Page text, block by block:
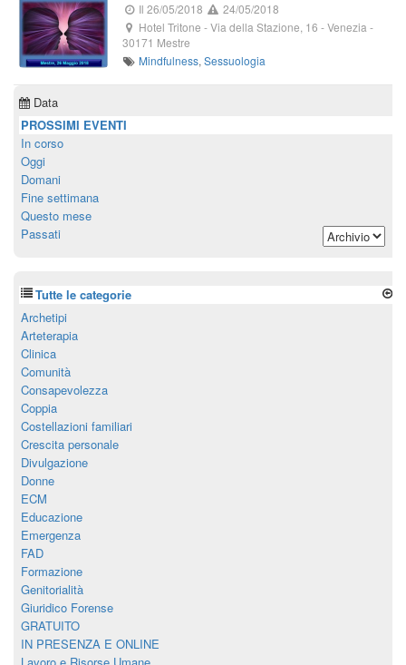
Il 26/05/2018
24/05/2018
Hotel Tritone -Via della Stazione, 16 -Venezia -
30171 Mestre
Mindfulness,Sessuologia
Data
PROSSIMI EVENTI
In corso
Oggi
Domani
Fine settimana
Questo mese
Passati
Tutte le categorie
Archetipi
Arteterapia
Clinica
Comunità
Consapevolezza
Coppia
Costellazioni familiari
Crescita personale
Divulgazione
Donne
ECM
Educazione
Emergenza
FAD
Formazione
Genitorialità
Giuridico Forense
GRATUITO
IN PRESENZA E ONLINE